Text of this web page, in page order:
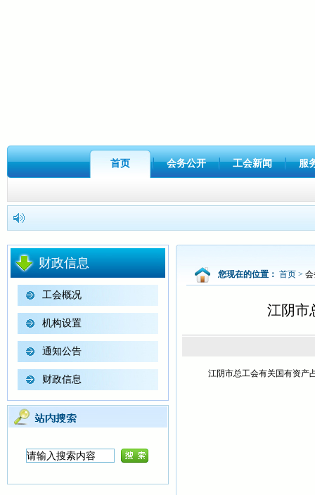
首页 会务公开 工会新闻 服
财政信息
工会概况
机构设置
通知公告
财政信息
您现在的位置： 首页 >
江阴市
江阴市总工会有关国有资产